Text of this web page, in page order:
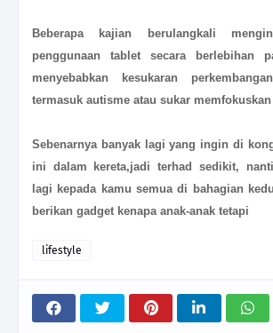
Beberapa kajian berulangkali
penggunaan tablet secara berlebihan
menyebabkan kesukaran
termasuk autisme atau sukar
Sebenarnya banyak lagi yang ingin di
ini dalam kereta,jadi terhad sedikit,
lagi kepada kamu semua di bahagian
berikan gadget kenapa anak-anak tetapi
lifestyle